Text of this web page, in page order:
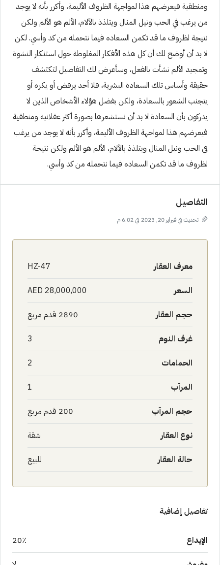
ومنطقية فيعرضهم هذا لمواجهة الظروف الأليمة، وأكرر بأنه لا يوجد
من يرغب في الحب ونيل المنال ويتلذذ بالآلام، الألم هو الألم ولكن
نتيجة لظروف ما قد تكمن السعاده فيما نتحمله من كد وأسي. لكن
لا بد أن أوضح لك أن كل هذه الأفكار المغلوطة حول استنكار النشوة
وتمجيد الألم نشأت بالفعل، وسأعرض لك التفاصيل لتكتشف
حقيقة وأساس تلك السعادة البشرية، فلا أحد يرفض أو يكره أو
يتجنب الشعور بالسعادة، ولكن بفضل هؤلاء الأشخاص الذين لا
يدركون بأن السعادة لا بد أن نستشعرها بصورة أكثر عقلانية ومنطقية
فيعرضهم هذا لمواجهة الظروف الأليمة، وأكرر بأنه لا يوجد من يرغب
في الحب ونيل المنال ويتلذذ بالآلام، الألم هو الألم ولكن نتيجة
لظروف ما قد تكمن السعاده فيما نتحمله من كد وأسي.
التفاصيل
تحديث في فبراير 20, 2023 في 6:02 م
معرف العقار HZ-47
السعر AED 28,000,000
حجم العقار 2890 قدم مربع
غرف النوم 3
الحمامات 2
المرآب 1
حجم المرآب 200 قدم مربع
نوع العقار شقة
حالة العقار للبيع
تفاصيل إضافية
الإيداع 20٪